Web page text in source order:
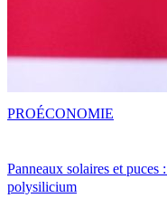
Panneaux solaires et
polysilicium
PROÉCONOMIE